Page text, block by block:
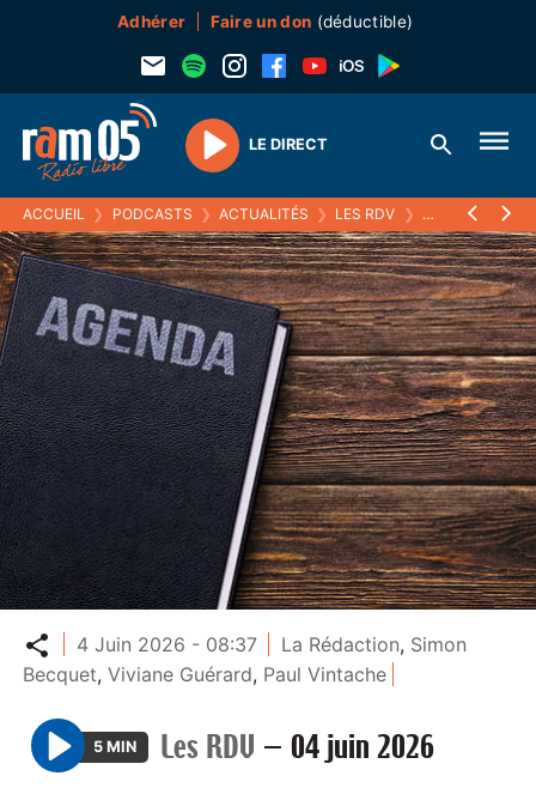
Adhérer Faire un don (déductible)
Play
LE DIRECT
ACCUEIL ❯ PODCASTS ❯ ACTUALITÉS ❯ LES RDV ❯ 04 JUIN 2026
Partager
4 Juin 2026 - 08:37 La Rédaction, Simon
Becquet,Viviane Guérard, Paul Vintache
P
5 MIN Les RDV — 04 juin 2026